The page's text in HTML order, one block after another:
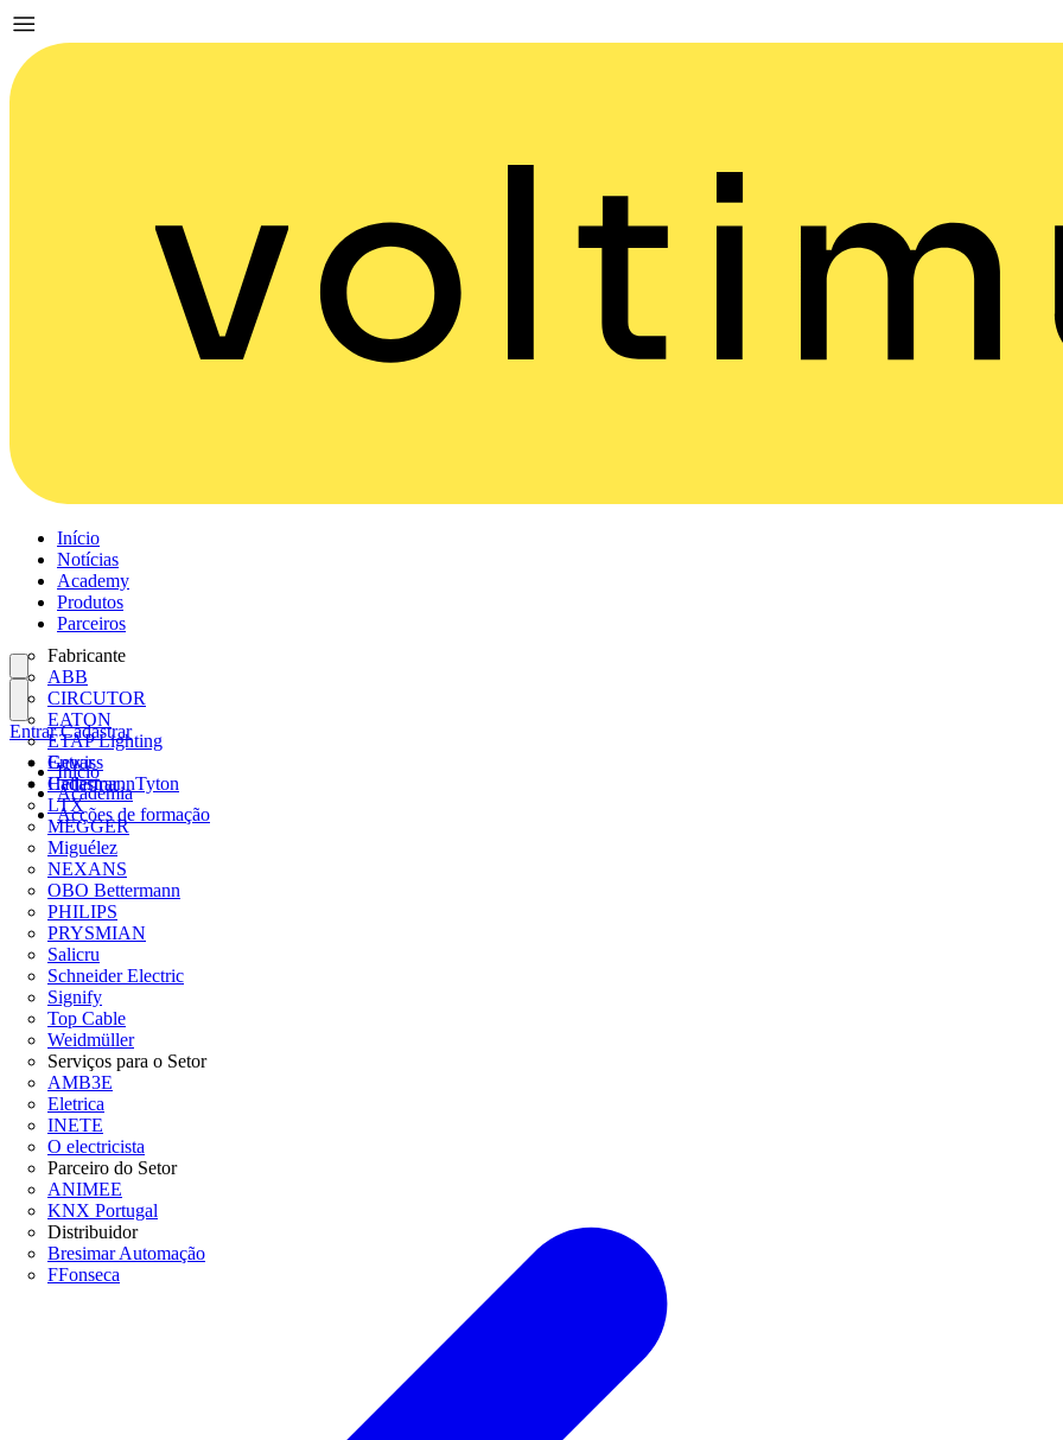
Início
Notícias
Academy
Produtos
Parceiros
Fabricante
ABB
CIRCUTOR
EATON
ETAP Lighting
Gewiss
HellermannTyton
LTX
MEGGER
Miguélez
NEXANS
OBO Bettermann
PHILIPS
PRYSMIAN
Salicru
Schneider Electric
Signify
Top Cable
Weidmüller
Serviços para o Setor
AMB3E
Eletrica
INETE
O electricista
Parceiro do Setor
ANIMEE
KNX Portugal
Distribuidor
Bresimar Automação
FFonseca
Entrar
Cadastrar
Entrar Cadastrar
Início
Academia
Acções de formação